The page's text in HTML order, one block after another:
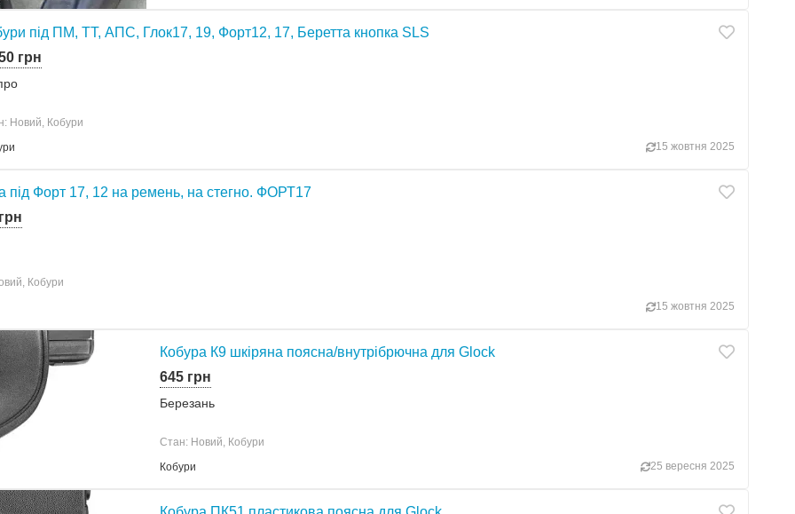
під ПМ, ТТ, АПС, Глок17, 19, Форт12, 17, Беретта кнопка SLS
грн
Новий, Кобури
15 жовтня 2025
під Форт 17, 12 на ремень, на стегно. ФОРТ17
Кобури
15 жовтня 2025
Кобура К9 шкіряна поясна/внутрібрючна для Glock
645 грн
Березань
Стан: Новий, Кобури
Кобури
25 вересня 2025